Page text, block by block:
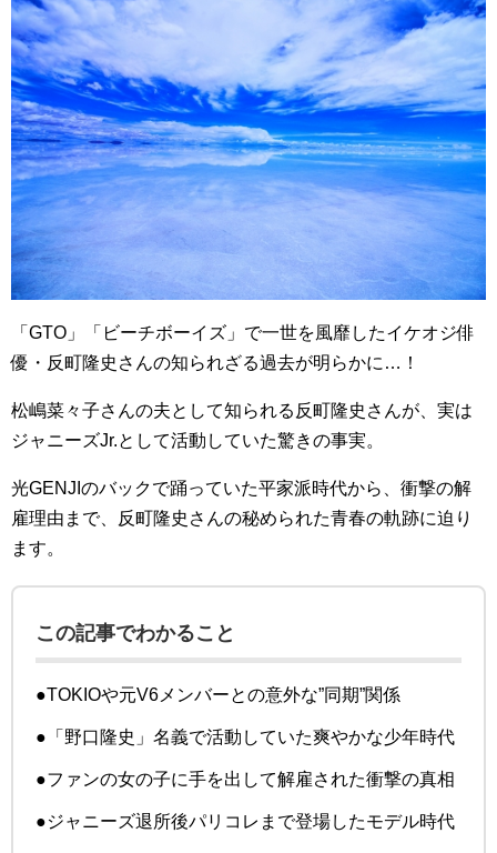
「GTO」「ビーチボーイズ」で一世を風靡したイケオジ俳
優・反町隆史さんの知られざる過去が明らかに…！
松嶋菜々子さんの夫として知られる反町隆史さんが、実は
ジャニーズJr.として活動していた驚きの事実。
光GENJIのバックで踊っていた平家派時代から、衝撃の解
雇理由まで、反町隆史さんの秘められた青春の軌跡に迫り
ます。
この記事でわかること
●TOKIOや元V6メンバーとの意外な”同期”関係
●「野口隆史」名義で活動していた爽やかな少年時代
●ファンの女の子に手を出して解雇された衝撃の真相
●ジャニーズ退所後パリコレまで登場したモデル時代